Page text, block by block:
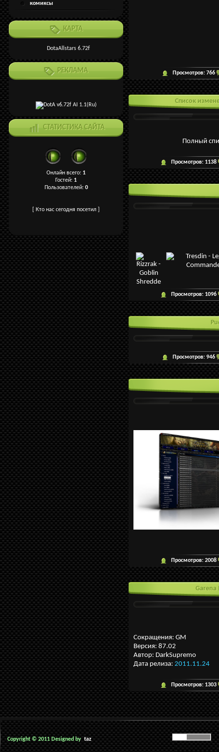
комиксы
КАРТА
DotaAllstars 6.72f
РЕКЛАМА
СТАТИСТИКА САЙТА
Онлайн всего: 1
Гостей: 1
Пользователей: 0
Кто нас сегодня посетил
Просмотров: 766
Список
Полный
Просмотров: 1138
Просмотров: 1096
Просмотров: 946
Просмотров: 2008
Garena
Сокращения: GM
Версия: 87.02
Автор: DarkSupremo
Дата релиза: 2011.11.24
Просмотров: 1303
Copyright © 2011 Designed by taz